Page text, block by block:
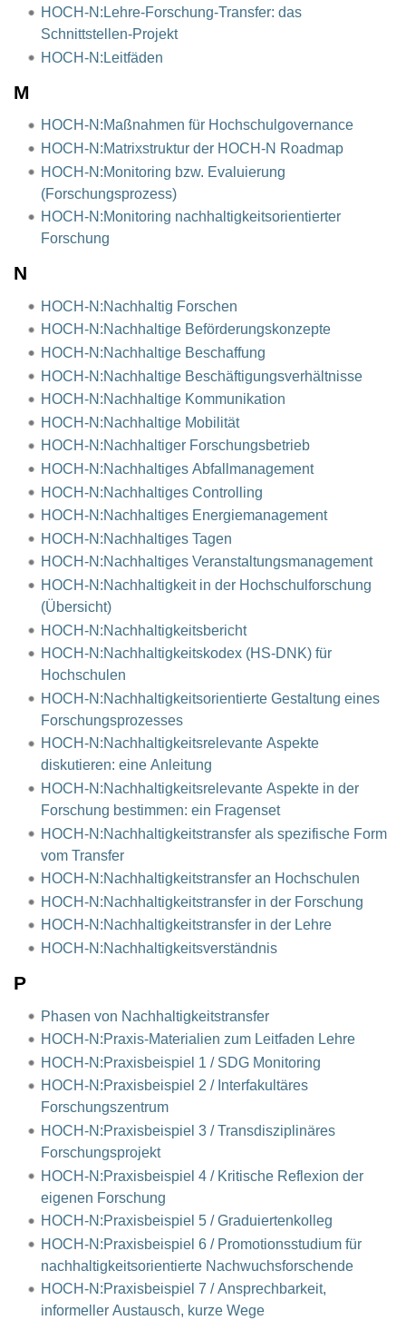
HOCH-N:Lehre-Forschung-Transfer: das
Schnittstellen-Projekt
HOCH-N:Leitfäden
M
HOCH-N:Maßnahmen für Hochschulgovernance
HOCH-N:Matrixstruktur der HOCH-N Roadmap
HOCH-N:Monitoring bzw. Evaluierung
(Forschungsprozess)
HOCH-N:Monitoring nachhaltigkeitsorientierter
Forschung
N
HOCH-N:Nachhaltig Forschen
HOCH-N:Nachhaltige Beförderungskonzepte
HOCH-N:Nachhaltige Beschaffung
HOCH-N:Nachhaltige Beschäftigungsverhältnisse
HOCH-N:Nachhaltige Kommunikation
HOCH-N:Nachhaltige Mobilität
HOCH-N:Nachhaltiger Forschungsbetrieb
HOCH-N:Nachhaltiges Abfallmanagement
HOCH-N:Nachhaltiges Controlling
HOCH-N:Nachhaltiges Energiemanagement
HOCH-N:Nachhaltiges Tagen
HOCH-N:Nachhaltiges Veranstaltungsmanagement
HOCH-N:Nachhaltigkeit in der Hochschulforschung
(Übersicht)
HOCH-N:Nachhaltigkeitsbericht
HOCH-N:Nachhaltigkeitskodex (HS-DNK) für
Hochschulen
HOCH-N:Nachhaltigkeitsorientierte Gestaltung eines
Forschungsprozesses
HOCH-N:Nachhaltigkeitsrelevante Aspekte
diskutieren: eine Anleitung
HOCH-N:Nachhaltigkeitsrelevante Aspekte in der
Forschung bestimmen: ein Fragenset
HOCH-N:Nachhaltigkeitstransfer als spezifische Form
vom Transfer
HOCH-N:Nachhaltigkeitstransfer an Hochschulen
HOCH-N:Nachhaltigkeitstransfer in der Forschung
HOCH-N:Nachhaltigkeitstransfer in der Lehre
HOCH-N:Nachhaltigkeitsverständnis
P
Phasen von Nachhaltigkeitstransfer
HOCH-N:Praxis-Materialien zum Leitfaden Lehre
HOCH-N:Praxisbeispiel 1 / SDG Monitoring
HOCH-N:Praxisbeispiel 2 / Interfakultäres
Forschungszentrum
HOCH-N:Praxisbeispiel 3 / Transdisziplinäres
Forschungsprojekt
HOCH-N:Praxisbeispiel 4 / Kritische Reflexion der
eigenen Forschung
HOCH-N:Praxisbeispiel 5 / Graduiertenkolleg
HOCH-N:Praxisbeispiel 6 / Promotionsstudium für
nachhaltigkeitsorientierte Nachwuchsforschende
HOCH-N:Praxisbeispiel 7 / Ansprechbarkeit,
informeller Austausch, kurze Wege